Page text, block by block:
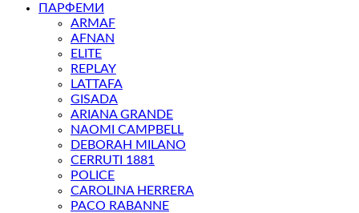
ПАРФЕМИ
ARMAF
AFNAN
ELITE
REPLAY
LATTAFA
GISADA
ARIANA GRANDE
NAOMI CAMPBELL
DEBORAH MILANO
CERRUTI 1881
POLICE
CAROLINA HERRERA
PACO RABANNE